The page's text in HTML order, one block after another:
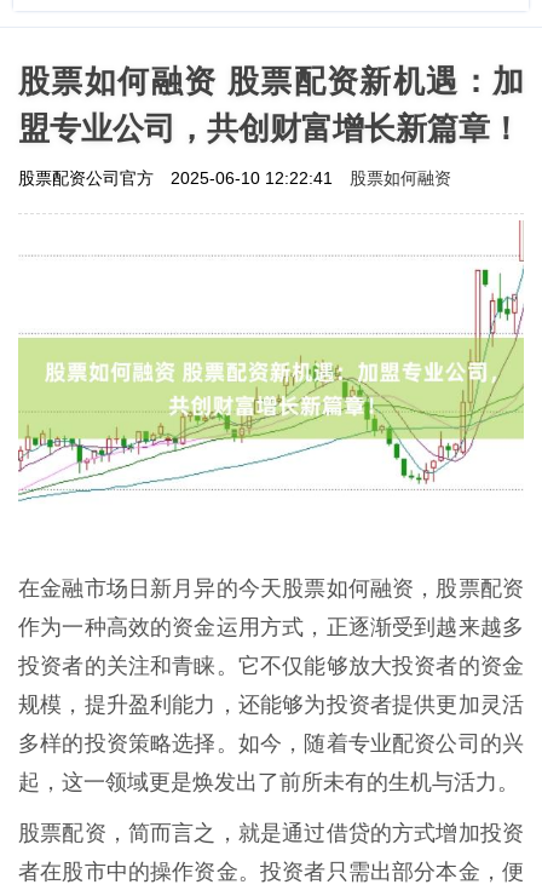
股票如何融资 股票配资新机遇：加
盟专业公司，共创财富增长新篇章！
股票配资公司官方 2025-06-10 12:22:41 股票如何融资
在金融市场日新月异的今天股票如何融资，股票配资
作为一种高效的资金运用方式，正逐渐受到越来越多
投资者的关注和青睐。它不仅能够放大投资者的资金
规模，提升盈利能力，还能够为投资者提供更加灵活
多样的投资策略选择。如今，随着专业配资公司的兴
起，这一领域更是焕发出了前所未有的生机与活力。
股票配资，简而言之，就是通过借贷的方式增加投资
者在股市中的操作资金。投资者只需出部分本金，便